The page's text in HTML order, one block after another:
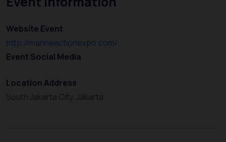
Website Event
http://marineactionexpo.com/
Event Social Media
Location Address
South Jakarta City, Jakarta